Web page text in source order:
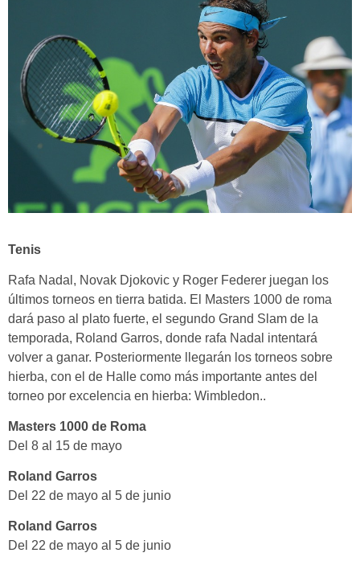
Tenis
Rafa Nadal, Novak Djokovic y Roger Federer juegan los
últimos torneos en tierra batida. El Masters 1000 de roma
dará paso al plato fuerte, el segundo Grand Slam de la
temporada, Roland Garros, donde rafa Nadal intentará
volver a ganar. Posteriormente llegarán los torneos sobre
hierba, con el de Halle como más importante antes del
torneo por excelencia en hierba: Wimbledon..
Masters 1000 de Roma
Del 8 al 15 de mayo
Roland Garros
Del 22 de mayo al 5 de junio
Roland Garros
Del 22 de mayo al 5 de junio